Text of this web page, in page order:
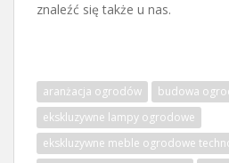
znaleźć się także u nas.
aranżacja ogrodów
budowa
ekskluzywne lampy ogrodowe
ekskluzywne meble ogrodowe